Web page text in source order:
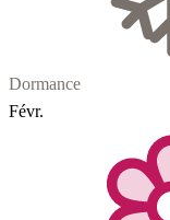
Dormance
Févr.